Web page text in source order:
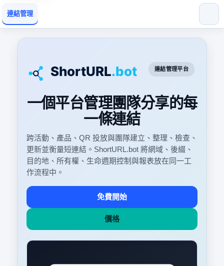
連結管理
連結管理平台
一個平台管理團隊分享的每
一條連結
跨活動、產品、QR 投放與團隊建立、整理、檢查、
更新並衡量短連結。ShortURL.bot 將網域、後綴、
目的地、所有權、生命週期控制與報表放在同一工
作流程中。
免費開始
價格